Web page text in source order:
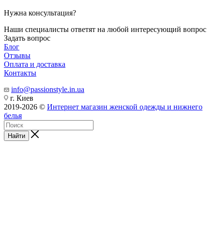
Нужна консультация?
Наши специалисты ответят на любой интересующий вопрос
Задать вопрос
Блог
Отзывы
Оплата и доставка
Контакты
info@passionstyle.in.ua
г. Киев
2019-2026 © Интернет магазин женской одежды и нижнего
белья
Найти